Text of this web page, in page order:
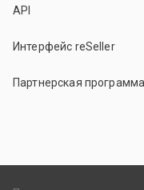
API
Интерфейс reSeller
Партнерская программа